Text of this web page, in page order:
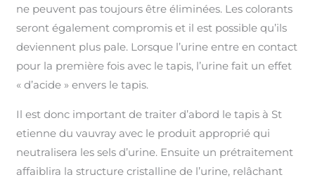
ne peuvent pas toujours être éliminées. Les colorants
seront également compromis et il est possible qu’ils
deviennent plus pale. Lorsque l’urine entre en contact
pour la première fois avec le tapis, l’urine fait un effet
« d’acide » envers le tapis.
Il est donc important de traiter d’abord le tapis à St
etienne du vauvray avec le produit approprié qui
neutralisera les sels d’urine. Ensuite un prétraitement
affaiblira la structure cristalline de l’urine, relâchant